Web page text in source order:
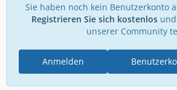
Sie haben noch kein Benutzerkonto
Registrieren Sie sich kostenlosund
unserer Community
Anmelden